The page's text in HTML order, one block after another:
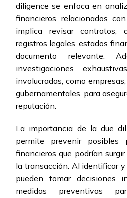
diligence se enfoca en
financieros relacionados
implica revisar contratos,
registros legales, estados
documento relevante.
investigaciones
involucradas, como
gubernamentales, para
reputación.
La importancia de la due
permite prevenir posibles
financieros que podrían
la transacción. Al identificar y
pueden tomar decisiones
medidas preventivas